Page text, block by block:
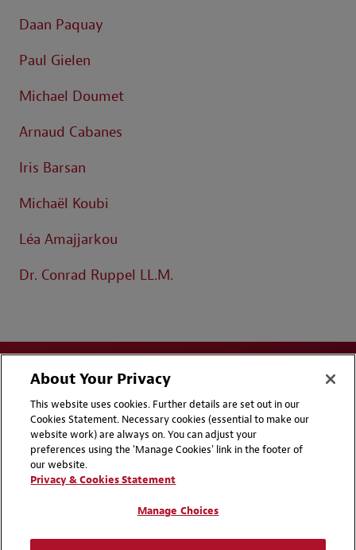
Daan Paquay
Paul Gielen
Michael Doumet
Arnaud Cabanes
Iris Barsan
Michaël Koubi
Léa Amajjarkou
Dr. Conrad Ruppel LL.M.
Disclaimers
Privacy & Cookies Statement
Cookie Preferences
About Your Privacy
This website uses cookies. Further details are set out in our
Cookies Statement. Necessary cookies (essential to make our
website work) are always on. You can adjust your
preferences using the 'Manage Cookies' link in the footer of
our website.
Privacy & Cookies Statement
Manage Choices